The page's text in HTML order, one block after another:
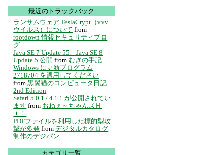
最近のトラックバック
ランサムウェア TeslaCrypt（vvv
ウイルス）について from
rootdown 情報セキュリティブロ
グ
Java SE 7 Update 55、Java SE 8
Update 5 公開 from むぎの手記
Windows に更新プログラム
2718704 を適用してください
from 黒翼猫のコンピュータ日記
2nd Edition
Safari 5.0.1 / 4.1.1 が公開されてい
ます from おねぇ～ちゃんズＨ
ｉ！
PDFファイルを利用した標的型攻
撃が多発 from デジタルカタログ
制作のデジパン
カテゴリ一覧